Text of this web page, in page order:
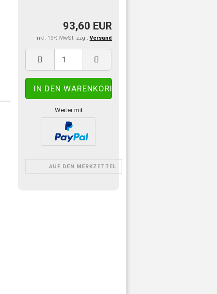
93,60 EUR
inkl. 19% MwSt. zzgl. Versand
Weiter mit
AUF DEN MERKZETTEL